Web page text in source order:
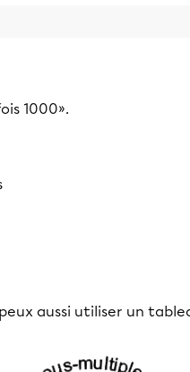
1000».
aussi utiliser un